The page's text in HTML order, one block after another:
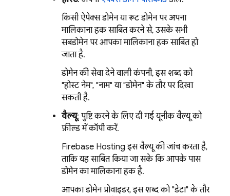
किसी ऐपेक्स डोमेन या रूट डोमेन पर अपना
मालिकाना हक साबित करने से, उसके सभी
सबडोमेन पर आपका मालिकाना हक साबित हो
जाता है.
डोमेन की सेवा देने वाली कंपनी, इस शब्द को
"होस्ट नेम", "नाम" या "डोमेन" के तौर पर दिखा
सकती है.
वैल्यू: पुष्टि करने के लिए दी गई यूनीक वैल्यू को
फ़ील्ड में कॉपी करें.
Firebase Hosting इस वैल्यू की जांच करता है,
ताकि यह साबित किया जा सके कि आपके पास
डोमेन का मालिकाना हक है.
आपका डोमेन प्रोवाइडर, इस शब्द को "डेटा" के तौर